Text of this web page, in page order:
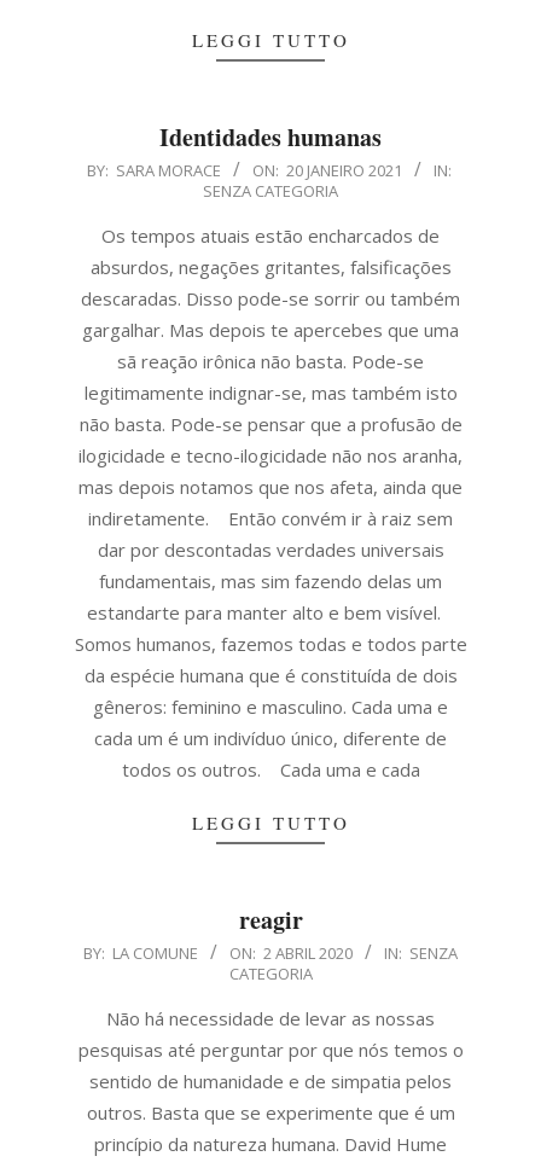
LEGGI TUTTO
Identidades humanas
2021-
BY: SARA MORACE ON: 20 JANEIRO 2021
IN:
SENZA CATEGORIA
Os tempos atuais estão encharcados de
absurdos, negações gritantes, falsificações
descaradas. Disso pode-se sorrir ou também
gargalhar. Mas depois te apercebes que uma
sã reação irônica não basta. Pode-se
legitimamente indignar-se, mas também isto
não basta. Pode-se pensar que a profusão de
ilogicidade e tecno-ilogicidade não nos aranha,
mas depois notamos que nos afeta, ainda que
indiretamente. Então convém ir à raiz sem
dar por descontadas verdades universais
fundamentais, mas sim fazendo delas um
estandarte para manter alto e bem visível.
Somos humanos, fazemos todas e todos parte
da espécie humana que é constituída de dois
gêneros: feminino e masculino. Cada uma e
cada um é um indivíduo único, diferente de
todos os outros. Cada uma e cada
LEGGI TUTTO
reagir
2020-
BY: LA COMUNE ON: 2 ABRIL 2020 IN: SENZA
CATEGORIA
Não há necessidade de levar as nossas
pesquisas até perguntar por que nós temos o
sentido de humanidade e de simpatia pelos
outros. Basta que se experimente que é um
princípio da natureza humana. David Hume